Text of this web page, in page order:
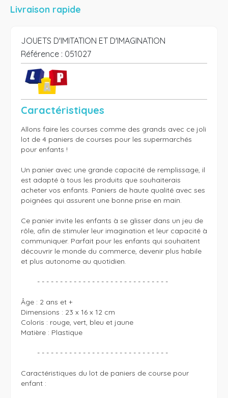
Livraison rapide
JOUETS D'IMITATION ET D'IMAGINATION
Référence : 051027
Caractéristiques
Allons faire les courses comme des grands avec ce joli
lot de 4 paniers de courses pour les supermarchés
pour enfants !
Un panier avec une grande capacité de remplissage, il
est adapté à tous les produits que souhaiterais
acheter vos enfants. Paniers de haute qualité avec ses
poignées qui assurent une bonne prise en main.
Ce panier invite les enfants à se glisser dans un jeu de
rôle, afin de stimuler leur imagination et leur capacité à
communiquer. Parfait pour les enfants qui souhaitent
découvrir le monde du commerce, devenir plus habile
et plus autonome au quotidien.
Âge : 2 ans et +
Dimensions : 23 x 16 x 12 cm
Coloris : rouge, vert, bleu et jaune
Matière : Plastique
Caractéristiques du lot de paniers de course pour
enfant :